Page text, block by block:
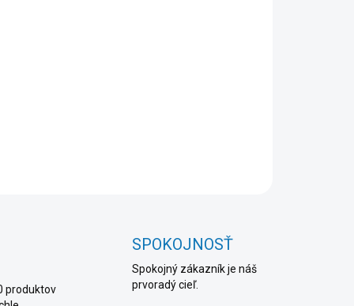
produktov
SPOKOJNOSŤ
Spokojný zákazník je náš
prvoradý cieľ.